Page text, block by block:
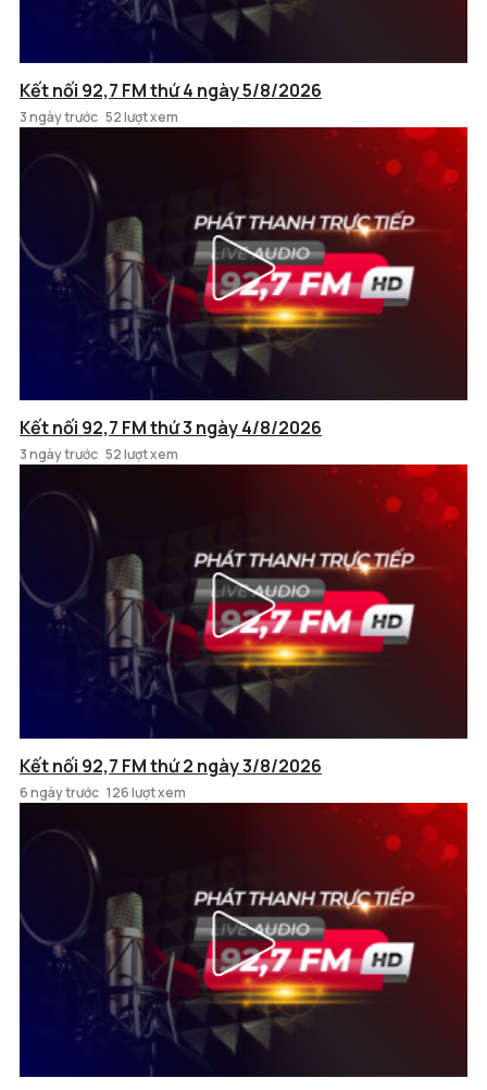
Kết nối 92,7 FM thứ 4 ngày 5/8/2026
3 ngày trước 52 lượt xem
Kết nối 92,7 FM thứ 3 ngày 4/8/2026
3 ngày trước 52 lượt xem
Kết nối 92,7 FM thứ 2 ngày 3/8/2026
6 ngày trước 126 lượt xem